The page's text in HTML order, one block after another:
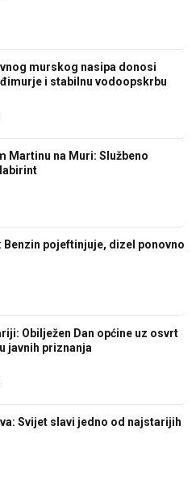
murskog nasipa donosi
i stabilnu vodoopskrbu
Martinu na Muri: Službeno
pojeftinjuje, dizel ponovno
Obilježen Dan općine uz osvrt
javnih priznanja
Svijet slavi jedno od najstarijih